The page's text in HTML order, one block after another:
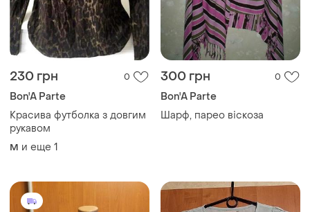
230 грн 0
Bon'A Parte
Красива футболка з довгим
рукавом
M и еще 1
300 грн 0
Bon'A Parte
Шарф, парео віскоза